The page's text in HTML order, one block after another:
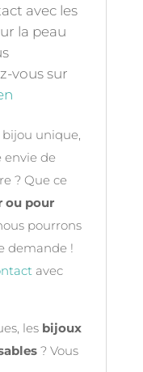
avec les
la peau
vous sur
unique,
envie de
? Que ce
ou pour
pourrons
demande !
avec
les bijoux
? Vous